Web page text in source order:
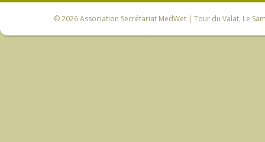
© 2026Association Secrétariat MedWet | Tour du Valat, Le